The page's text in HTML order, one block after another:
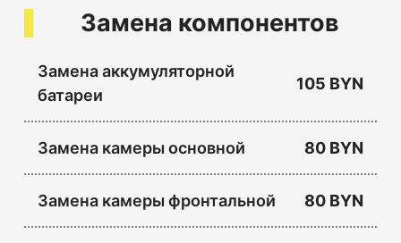
Замена компонентов
Замена аккумуляторной
батареи
105 BYN
Замена камеры основной 80 BYN
Замена камеры фронтальной 80 BYN